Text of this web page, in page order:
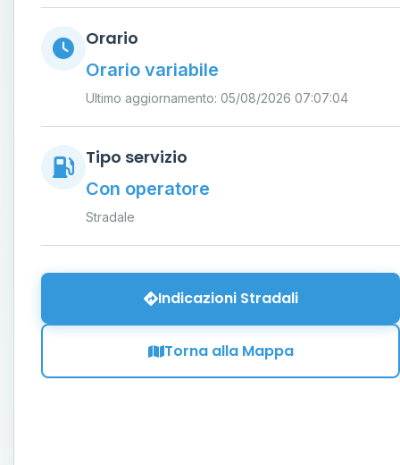
Orario
Orario variabile
Ultimo aggiornamento: 05/08/2026 07:07:04
Tipo servizio
Con operatore
Stradale
Indicazioni Stradali
Torna alla Mappa